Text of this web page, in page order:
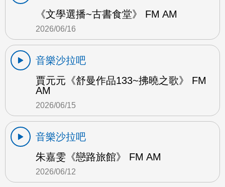
《文學選播~古書食堂》 FM AM
2026/06/16
音樂沙拉吧
賈元元《舒曼作品133~拂曉之歌》 FM
AM
2026/06/15
音樂沙拉吧
朱嘉雯《戀路旅館》 FM AM
2026/06/12